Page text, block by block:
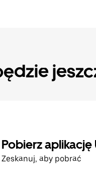
Pobierz aplikację
Zeskanuj, aby pobrać